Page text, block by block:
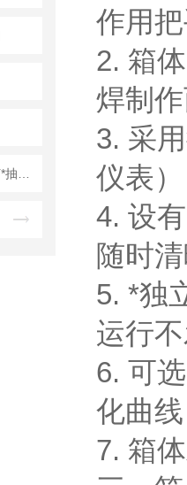
作用
2. 箱
焊制
3. 采
仪表）
4. 设
随时
5. *独
运行
6. 可
化曲
7. 箱